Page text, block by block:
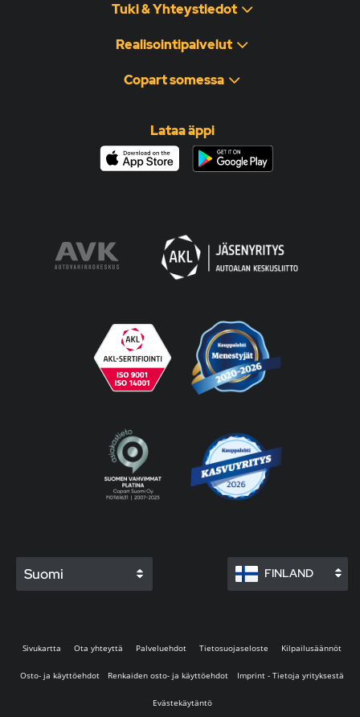
Tuki & Yhteystiedot
Realisointipalvelut
Copart somessa
Lataa äppi
Suomi FINLAND
Sivukartta Ota yhteyttä Palveluehdot Tietosuojaseloste Kilpailusäännöt
Osto- ja käyttöehdot Renkaiden osto- ja käyttöehdot Imprint - Tietoja yrityksestä
Evästekäytäntö